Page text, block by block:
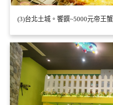
(3)台北土城。饗饌~5000元帝王